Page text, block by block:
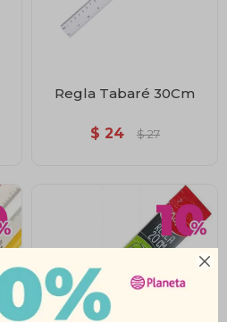

Regla Tabaré 30Cm
$ 24 $ 27